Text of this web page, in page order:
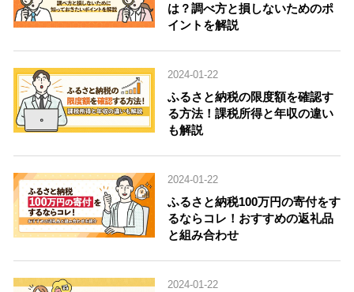
は？調べ方と損しないためのポ
イントを解説
2024-01-22
ふるさと納税の限度額を確認す
る方法！課税所得と年収の違い
も解説
2024-01-22
ふるさと納税100万円の寄付をす
るならコレ！おすすめの返礼品
と組み合わせ
2024-01-22